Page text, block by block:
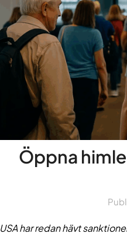
Öppna
USA har redan hävt